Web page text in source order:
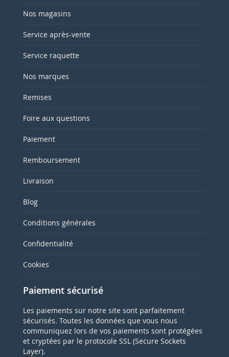
Nos magasins
Service après-vente
Service raquette
Nos marques
Remises
Foire aux questions
Paiement
Remboursement
Livraison
Blog
Conditions générales
Confidentialité
Cookies
Paiement sécurisé
Les paiements sur notre site sont parfaitement
sécurisés. Toutes les données que vous nous
communiquez lors de vos paiements sont protégées
et cryptées par le protocole SSL (Secure Sockets
Layer).